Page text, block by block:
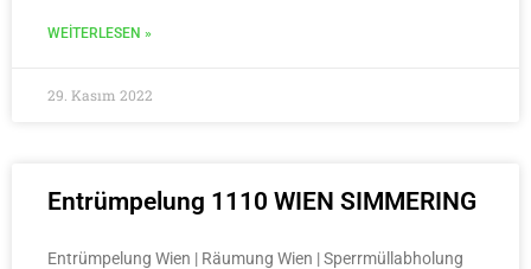
WEITERLESEN »
29. Kasım 2022
Entrümpelung 1110 WIEN SIMMERING
Entrümpelung Wien | Räumung Wien | Sperrmüllabholung